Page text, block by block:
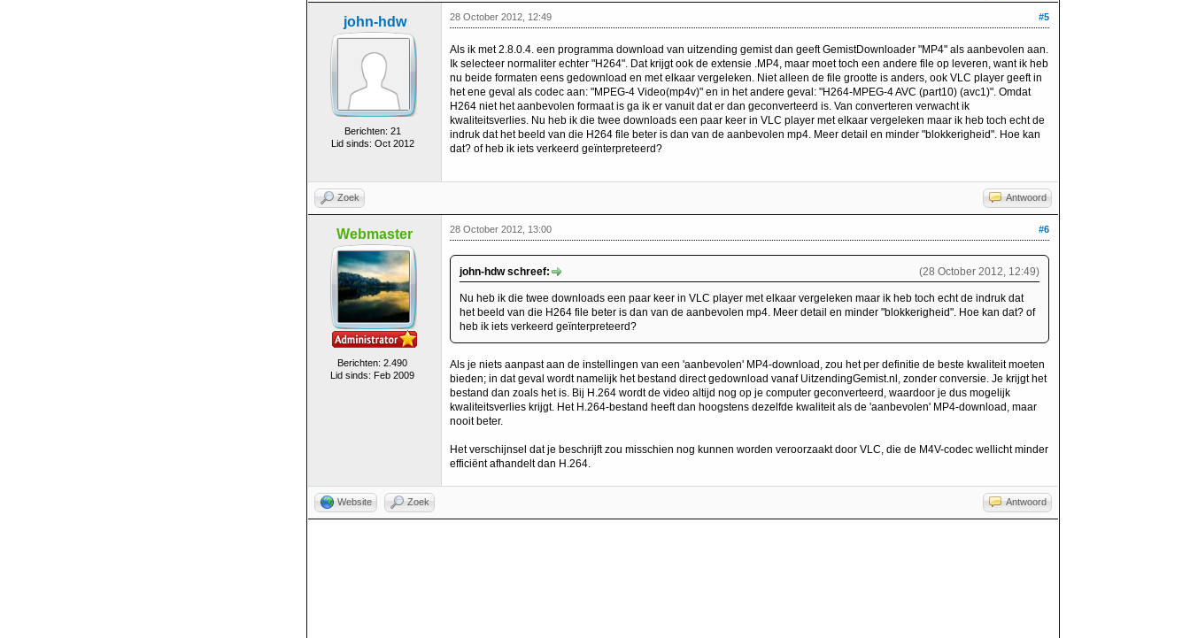
john-hdw
Berichten: 21
Lid sinds: Oct 2012
#5
28 October 2012, 12:49
Als ik met 2.8.0.4. een programma download van uitzending gemist dan geeft GemistDownloader "MP4" als aanbevolen aan.
Ik selecteer normaliter echter "H264". Dat krijgt ook de extensie .MP4, maar moet toch een andere file op leveren, want ik heb
nu beide formaten eens gedownload en met elkaar vergeleken. Niet alleen de file grootte is anders, ook VLC player geeft in
het ene geval als codec aan: "MPEG-4 Video(mp4v)" en in het andere geval: "H264-MPEG-4 AVC (part10) (avc1)". Omdat
H264 niet het aanbevolen formaat is ga ik er vanuit dat er dan geconverteerd is. Van converteren verwacht ik
kwaliteitsverlies. Nu heb ik die twee downloads een paar keer in VLC player met elkaar vergeleken maar ik heb toch echt de
indruk dat het beeld van die H264 file beter is dan van de aanbevolen mp4. Meer detail en minder "blokkerigheid". Hoe kan
dat? of heb ik iets verkeerd geïnterpreteerd?
Zoek Antwoord
Webmaster
Berichten: 2.490
Lid sinds: Feb 2009
#6
28 October 2012, 13:00
(28 October 2012, 12:49)
john-hdw schreef:
Nu heb ik die twee downloads een paar keer in VLC player met elkaar vergeleken maar ik heb toch echt de indruk dat
het beeld van die H264 file beter is dan van de aanbevolen mp4. Meer detail en minder "blokkerigheid". Hoe kan dat? of
heb ik iets verkeerd geïnterpreteerd?
Als je niets aanpast aan de instellingen van een 'aanbevolen' MP4-download, zou het per definitie de beste kwaliteit moeten
bieden; in dat geval wordt namelijk het bestand direct gedownload vanaf UitzendingGemist.nl, zonder conversie. Je krijgt het
bestand dan zoals het is. Bij H.264 wordt de video altijd nog op je computer geconverteerd, waardoor je dus mogelijk
kwaliteitsverlies krijgt. Het H.264-bestand heeft dan hoogstens dezelfde kwaliteit als de 'aanbevolen' MP4-download, maar
nooit beter.
Het verschijnsel dat je beschrijft zou misschien nog kunnen worden veroorzaakt door VLC, die de M4V-codec wellicht minder
efficiënt afhandelt dan H.264.
Website Zoek Antwoord